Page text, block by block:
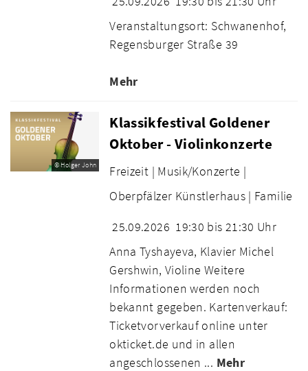
Veranstaltungsort: Schwanenhof,
Regensburger Straße 39
Mehr
© Holger John
Klassikfestival Goldener
Oktober - Violinkonzerte
Freizeit | Musik/Konzerte |
Oberpfälzer Künstlerhaus | Familie
25.09.2026 19:30 bis 21:30 Uhr
Anna Tyshayeva, Klavier Michel
Gershwin, Violine Weitere
Informationen werden noch
bekannt gegeben. Kartenverkauf:
Ticketvorverkauf online unter
okticket.de und in allen
angeschlossenen ... Mehr